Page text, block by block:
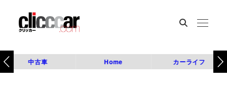
中古車 Home カーライフ